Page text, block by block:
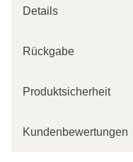
Details
Rückgabe
Produktsicherheit
Kundenbewertungen